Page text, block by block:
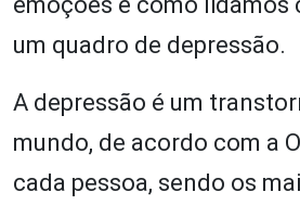
um quadro de depressão.
A depressão é um
mundo, de acordo com a
cada pessoa, sendo os